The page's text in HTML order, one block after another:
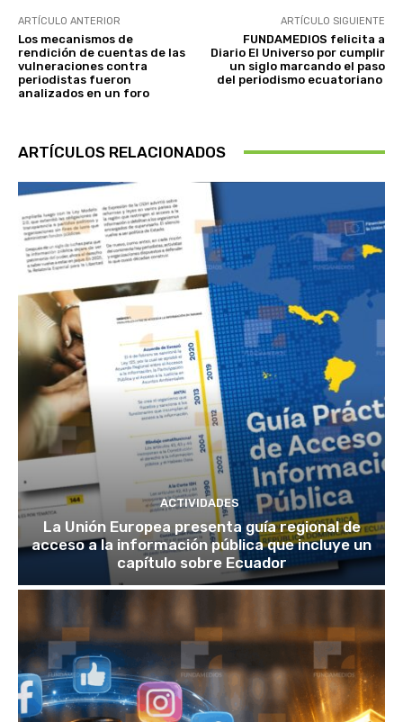
ARTÍCULO ANTERIOR
Los mecanismos de
rendición de cuentas de las
vulneraciones contra
periodistas fueron
analizados en un foro
ARTÍCULO SIGUIENTE
FUNDAMEDIOS felicita a
Diario El Universo por cumplir
un siglo marcando el paso
del periodismo ecuatoriano
ARTÍCULOS RELACIONADOS
ACTIVIDADES
La Unión Europea presenta guía regional de
acceso a la información pública que incluye un
capítulo sobre Ecuador